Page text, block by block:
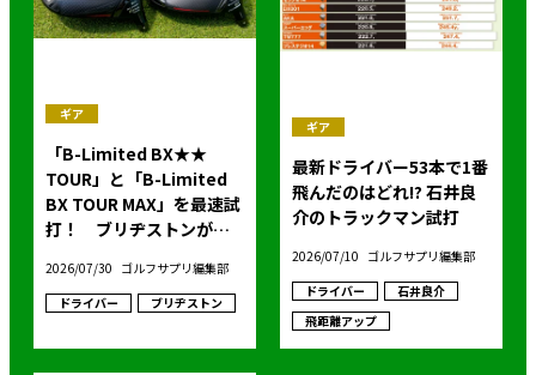
ギア
「B-Limited BX★★
TOUR」と「B-Limited
BX TOUR MAX」を最速試
打！ ブリヂストンがツ
機種を発表！
2026/07/30 ゴルフサプリ編集部
ドライバー
ブリヂストン
ギア
最新ドライバー53本で1番
飛んだのはどれ!? 石井良
介のトラックマン試打
2026/07/10 ゴルフサプリ編集部
ドライバー
石井良介
飛距離アップ